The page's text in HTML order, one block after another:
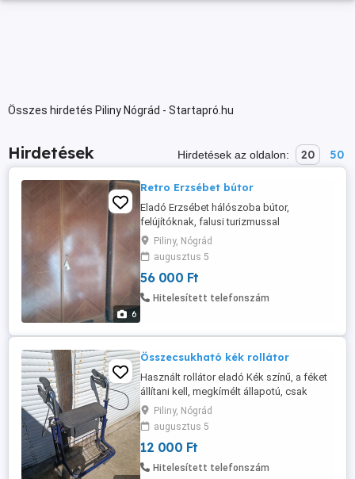
Összes hirdetés Piliny Nógrád - Startapró.hu
Hirdetések Hirdetések az oldalon: 20 50
6
Retro Erzsébet bútor
Eladó Erzsébet hálószoba bútor,
felújítóknak, falusi turizmussal
foglalkozóknak! Kb. 61 éves, jó
állapotban, csak poros, mivel a kinti
tárolóban van. A garnitúra részei: - 2 db
szekrény (1 akasztós és 1 polcos),
(20.000Ft db) - 2 db éjjeliszekrény,
Piliny, Nógrád
augusztus 5
56 000 Ft
Hitelesített telefonszám
Összecsukható kék rollátor
Használt rollátor eladó Kék színű, a féket
állítani kell, megkímélt állapotú, csak
poros. Ár: 12.000,- Ft
Piliny, Nógrád
augusztus 5
12 000 Ft
Hitelesített telefonszám